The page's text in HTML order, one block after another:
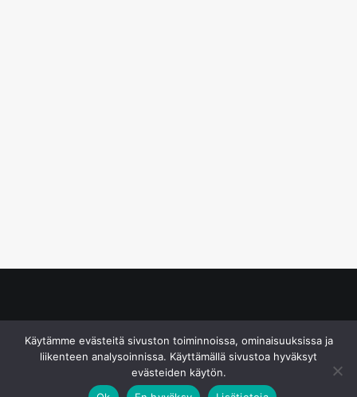
Käytämme evästeitä sivuston toiminnoissa, ominaisuuksissa ja
liikenteen analysoinnissa. Käyttämällä sivustoa hyväksyt
evästeiden käytön.